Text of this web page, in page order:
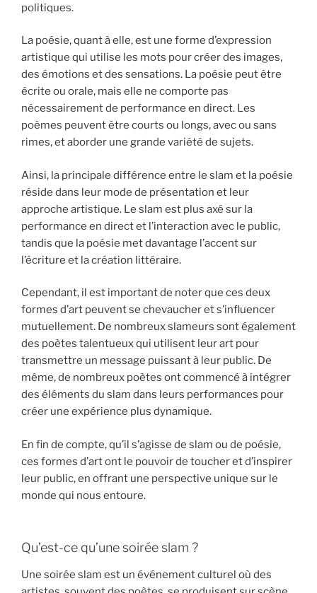
politiques.
La poésie, quant à elle, est une forme d’expression
artistique qui utilise les mots pour créer des images,
des émotions et des sensations. La poésie peut être
écrite ou orale, mais elle ne comporte pas
nécessairement de performance en direct. Les
poèmes peuvent être courts ou longs, avec ou sans
rimes, et aborder une grande variété de sujets.
Ainsi, la principale différence entre le slam et la poésie
réside dans leur mode de présentation et leur
approche artistique. Le slam est plus axé sur la
performance en direct et l’interaction avec le public,
tandis que la poésie met davantage l’accent sur
l’écriture et la création littéraire.
Cependant, il est important de noter que ces deux
formes d’art peuvent se chevaucher et s’influencer
mutuellement. De nombreux slameurs sont également
des poètes talentueux qui utilisent leur art pour
transmettre un message puissant à leur public. De
même, de nombreux poètes ont commencé à intégrer
des éléments du slam dans leurs performances pour
créer une expérience plus dynamique.
En fin de compte, qu’il s’agisse de slam ou de poésie,
ces formes d’art ont le pouvoir de toucher et d’inspirer
leur public, en offrant une perspective unique sur le
monde qui nous entoure.
Qu’est-ce qu’une soirée slam ?
Une soirée slam est un événement culturel où des